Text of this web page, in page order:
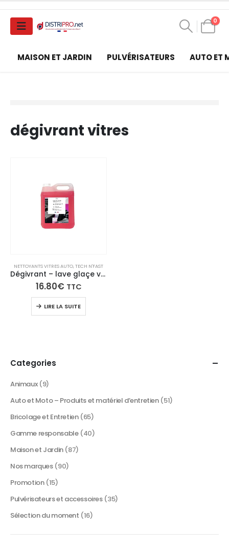
0
MAISON ET JARDIN PULVÉRISATEURS AUTO ET
dégivrant vitres
NETTOYANTS VITRES AUTO,TECH N'FAST
Dégivrant – lave glaçe voiture
16.80€ TTC
LIRE LA SUITE
Categories
Animaux (9)
Auto et Moto – Produits et matériel d’entretien (51)
Bricolage et Entretien (65)
Gamme responsable (40)
Maison et Jardin (87)
Nos marques (90)
Promotion (15)
Pulvérisateurs et accessoires (35)
Sélection du moment (16)